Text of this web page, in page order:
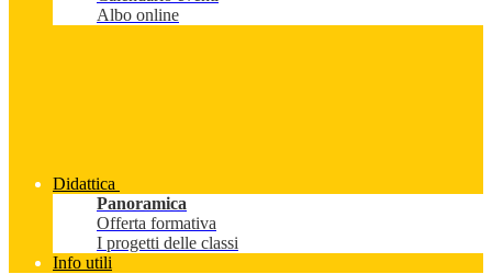
Albo online
Didattica
Panoramica
Offerta formativa
I progetti delle classi
Info utili